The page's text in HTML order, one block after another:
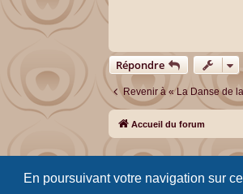
En poursuivant votre navigation sur
Répondre
Revenir à « La Danse de
Accueil du forum